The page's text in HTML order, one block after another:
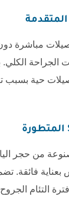
مباشرة
الكلي.
حية بسبب
من حجر
بعناية فائقة.
التئام